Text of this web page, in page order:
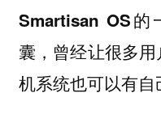
Smartisan OS
囊，曾经让很多
机系统也可以有自